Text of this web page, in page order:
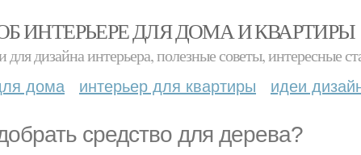
ИНТЕРЬЕРЕ ДЛЯ ДОМА И КВАРТИРЫ
дизайна интерьера, полезные советы, интересные
дома интерьер для квартиры идеи
средство для дерева?